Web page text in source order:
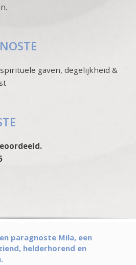
gaven, degelijkheid &
paragnoste Mila, een
helderhorend en